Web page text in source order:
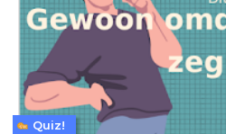
Quiz!